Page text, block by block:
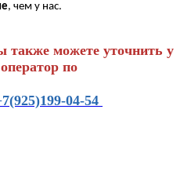
, чем у нас.
также можете уточнить у
по
7(925)199-04-54